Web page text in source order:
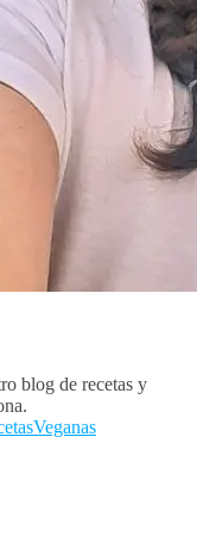
blog de recetas y